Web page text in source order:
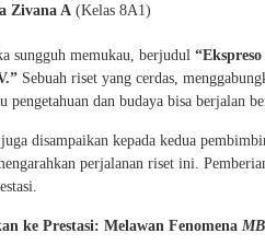
Zivana A (Kelas 8A1)
sungguh memukau, berjudul
Sebuah riset yang cerdas,
pengetahuan dan budaya bisa berjalan
disampaikan kepada kedua
perjalanan riset ini.
ke Prestasi: Melawan Fenomena